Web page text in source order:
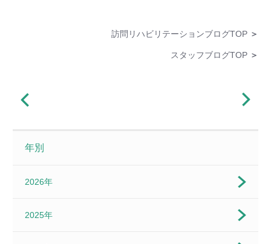
訪問リハビリテーションブログTOP ＞
スタッフブログTOP ＞
年別
2026年
2025年